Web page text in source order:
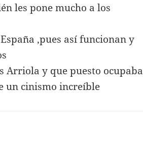
les pone mucho a los
,pues así funcionan y
Arriola y que puesto ocupaba
un cinismo increíble